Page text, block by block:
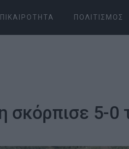
ΠΟΛΙΤΙΣΜΌΣ
σκόρπισε 5-0